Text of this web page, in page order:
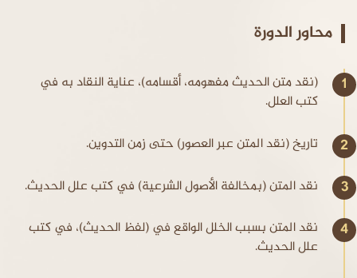
محاور الدورة
(نقد متن الحديث مفهومه، أقسامه)، عناية النقاد به في
كتب العلل.
تاريخ (نقد المتن عبر العصور) حتى زمن التدوين.
نقد المتن (بمخالفة الأصول الشرعية) في كتب علل الحديث.
نقد المتن بسبب الخلل الواقع في (لفظ الحديث)، في كتب
علل الحديث.